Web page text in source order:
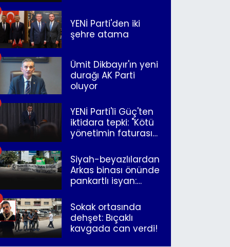
YENİ Parti'den iki
şehre atama
Ümit Dikbayır'ın yeni
durağı AK Parti
oluyor
YENİ Parti'li Güç'ten
iktidara tepki: "Kötü
yönetimin faturasını
Siyah-beyazlılardan
Arkas binası önünde
pankartlı isyan:
İzmir"
Sokak ortasında
dehşet: Bıçaklı
kavgada can verdi!